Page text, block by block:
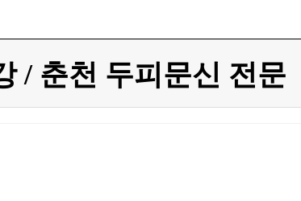
/ 춘천 두피문신 전문